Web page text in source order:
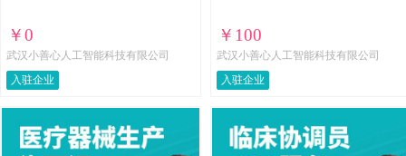
￥0
武汉小善心人工智能科技有限公司
入驻企业
￥100
武汉小善心人工智能科技有限公司
入驻企业